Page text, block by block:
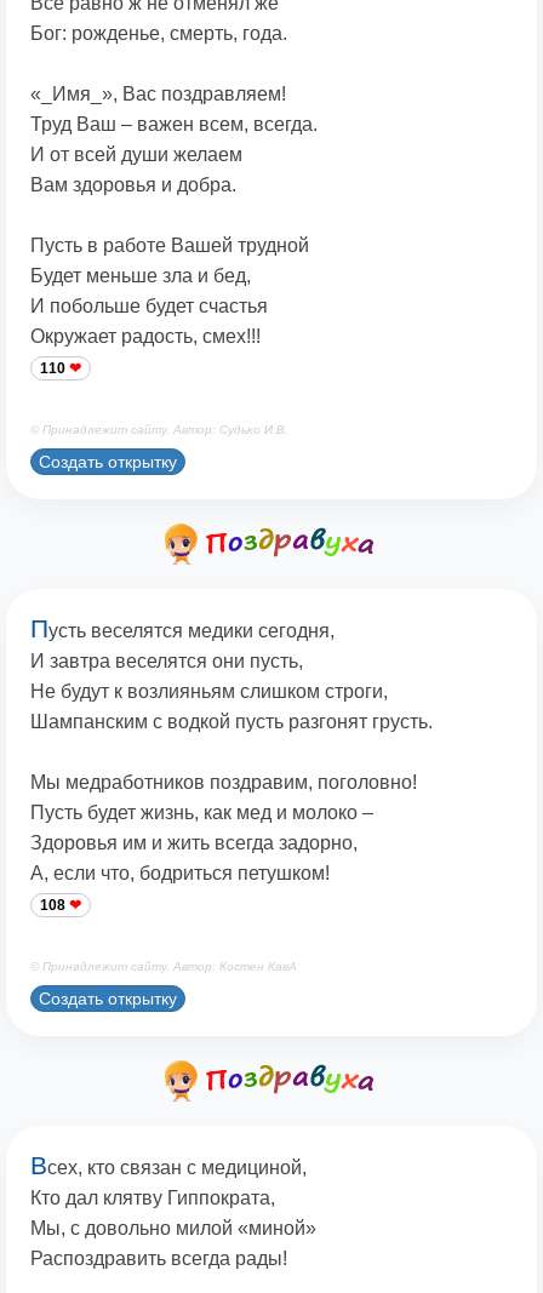
Бог: рожденье, смерть, года.
«_Имя_», Вас поздравляем!
Труд Ваш – важен всем, всегда.
И от всей души желаем
Вам здоровья и добра.
Пусть в работе Вашей трудной
Будет меньше зла и бед,
И побольше будет счастья
Окружает радость, смех!!!
110
© Принадлежит сайту. Автор: Судько И.В.
Создать открытку
Пусть веселятся медики сегодня,
И завтра веселятся они пусть,
Не будут к возлияньям слишком строги,
Шампанским с водкой пусть разгонят грусть.
Мы медработников поздравим, поголовно!
Пусть будет жизнь, как мед и молоко –
Здоровья им и жить всегда задорно,
А, если что, бодриться петушком!
108
© Принадлежит сайту. Автор: Костен КавА
Создать открытку
Всех, кто связан с медициной,
Кто дал клятву Гиппократа,
Мы, с довольно милой «миной»
Распоздравить всегда рады!